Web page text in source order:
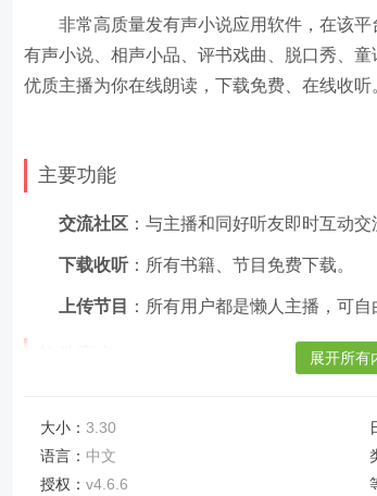
非常高质量发有声小说应用软件，在该
有声小说、相声小品、评书戏曲、脱口秀、
优质主播为你在线朗读，下载免费、在线收听
主要功能
交流社区 ：与主播和同好听友即时互动交
下载收听 ：所有书籍、节目免费下载。
上传节目 ：所有用户都是懒人主播，可自
2.定时停止功能，定时停止，睡眠不再需
3.权威排名，热门推荐，特殊主题，您想
展开所有
大小： 3.30
语言： 中文
授权： v4.6.6